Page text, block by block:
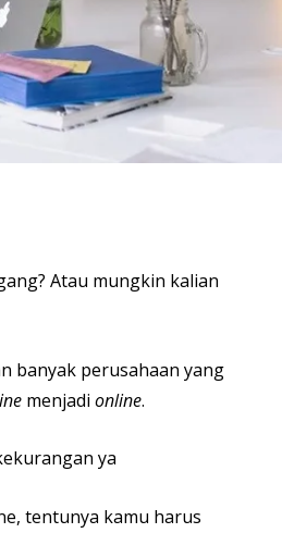
Atau mungkin kalian
banyak perusahaan yang
menjadi online.
ya
tentunya kamu harus